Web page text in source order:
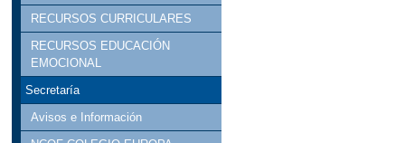
RECURSOS CURRICULARES
RECURSOS EDUCACIÓN
EMOCIONAL
Secretaría
Avisos e Información